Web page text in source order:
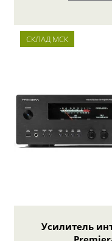
СКЛАД МСК
Усилитель